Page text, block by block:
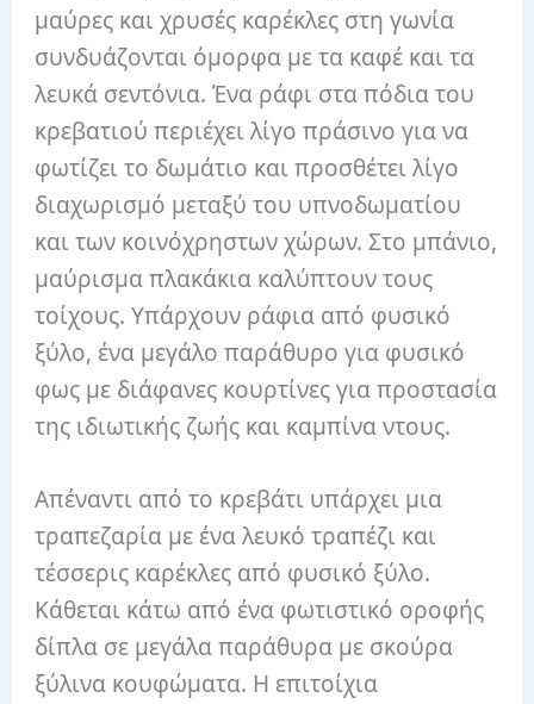
μαύρες και χρυσές καρέκλες στη γωνία
συνδυάζονται όμορφα με τα καφέ και τα
λευκά σεντόνια. Ένα ράφι στα πόδια του
κρεβατιού περιέχει λίγο πράσινο για να
φωτίζει το δωμάτιο και προσθέτει λίγο
διαχωρισμό μεταξύ του υπνοδωματίου
και των κοινόχρηστων χώρων. Στο μπάνιο,
μαύρισμα πλακάκια καλύπτουν τους
τοίχους. Υπάρχουν ράφια από φυσικό
ξύλο, ένα μεγάλο παράθυρο για φυσικό
φως με διάφανες κουρτίνες για προστασία
της ιδιωτικής ζωής και καμπίνα ντους.
Απέναντι από το κρεβάτι υπάρχει μια
τραπεζαρία με ένα λευκό τραπέζι και
τέσσερις καρέκλες από φυσικό ξύλο.
Κάθεται κάτω από ένα φωτιστικό οροφής
δίπλα σε μεγάλα παράθυρα με σκούρα
ξύλινα κουφώματα. Η επιτοίχια